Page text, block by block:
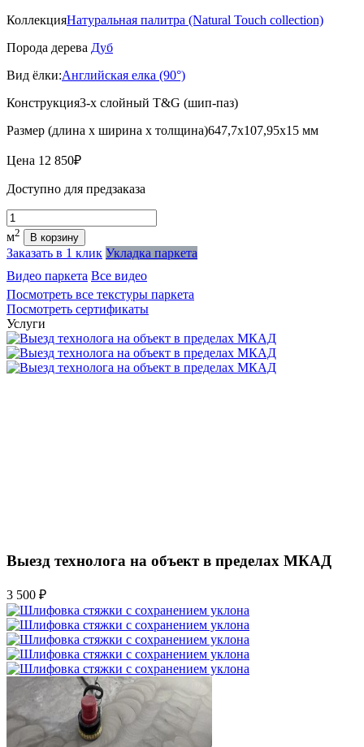
КоллекцияНатуральная палитра (Natural Touch collection)
Порода дерева Дуб
Вид ёлки:Английская елка (90°)
Конструкция3-х слойный T&G (шип-паз)
Размер (длина х ширина х толщина)647,7х107,95х15 мм
Цена 12 850₽
Доступно для предзаказа
Количество
м2 В корзину
Заказать в 1 клик Укладка паркета
Видео паркета Все видео
Посмотреть все текстуры паркета
Посмотреть сертификаты
Услуги
Выезд технолога на объект в пределах МКАД
3 500 ₽